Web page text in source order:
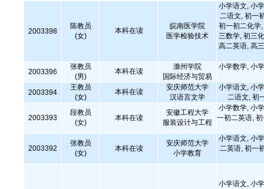
2003398
陈教员
(女)
本科在读
皖南医学院
医学检验技术
小学语文, 小
二语文, 初一
初一初二化学
三数学, 初三
高二英语, 高
2003396
张教员
(男)
本科在读
滁州学院
国际经济与贸易
小学数学, 小
2003394
王教员
(女)
本科在读
安庆师范大学
汉语言文学
小学语文, 小
二语文, 初
2003393
段教员
(女)
本科在读
安徽工程大学
服装设计与工程
小学数学, 小
一初二英语,
2003392
张教员
(女)
本科在读
安庆师范大学
小学教育
小学语文, 小
二英语, 初一
小学语文, 小